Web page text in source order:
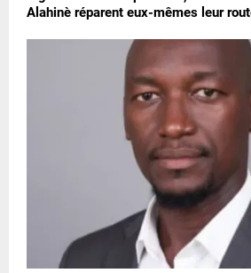
Alahinè réparent eux-mêmes leur